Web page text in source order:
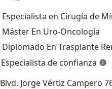
Especialista en Cirugía de
Máster En Uro-Oncología
Diplomado En Trasplante
Especialista de confianza
Blvd. Jorge Vértiz Campero